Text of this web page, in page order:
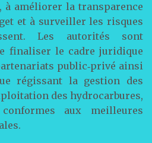
à améliorer la transparence
et à surveiller les risques
Les autorités sont
finaliser le cadre juridique
public‑privé ainsi
régissant la gestion des
des hydrocarbures,
aux meilleures